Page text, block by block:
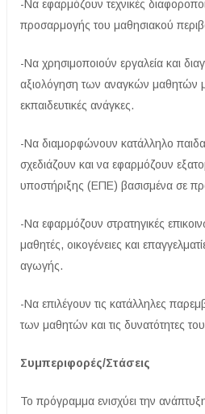
-Να εφαρμόζουν τεχνικές
προσαρμογής του μαθησιακού
-Να χρησιμοποιούν εργαλεία και
αξιολόγηση των αναγκών μαθητών
εκπαιδευτικές ανάγκες.
-Να διαμορφώνουν κατάλληλο
σχεδιάζουν και να εφαρμόζουν
υποστήριξης (ΕΠΕ) βασισμένα σε
-Να εφαρμόζουν στρατηγικές
μαθητές, οικογένειες και
αγωγής.
-Να επιλέγουν τις κατάλληλες
των μαθητών και τις δυνατότητες
Συμπεριφορές/Στάσεις
Το πρόγραμμα ενισχύει την